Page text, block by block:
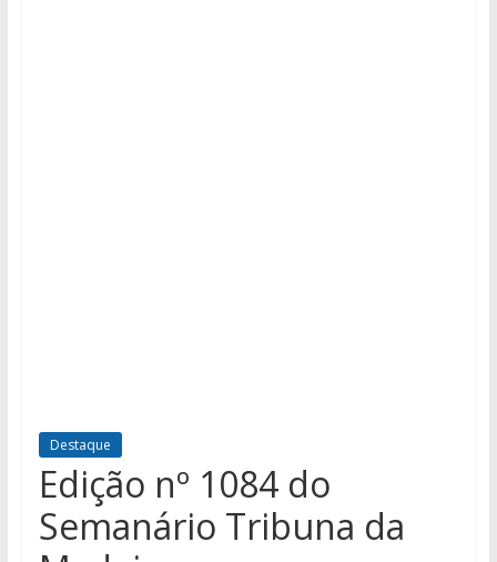
Destaque
Edição nº 1084 do
Semanário Tribuna da